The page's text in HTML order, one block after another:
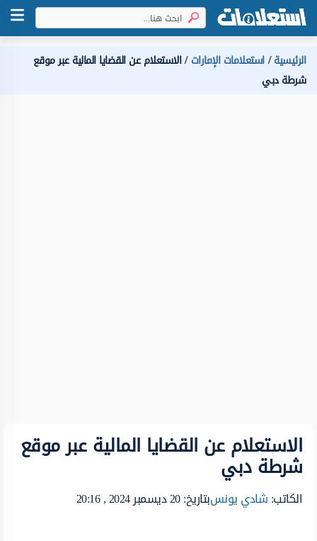
الرئيسية استعلامات الإمارات الاستعلام عن القضايا المالية عبر موقع
شرطة دبي ‏
الاستعلام عن القضايا المالية عبر موقع
شرطة دبي ‏
الكاتب:شادي يونسبتاريخ: 20 ديسمبر 2024 , 20:16